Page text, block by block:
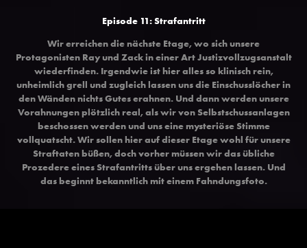
Episode 11: Strafantritt
Wir erreichen die nächste Etage, wo sich unsere
Protagonisten Ray und Zack in einer Art Justizvollzugsanstalt
wiederfinden. Irgendwie ist hier alles so klinisch rein,
unheimlich grell und zugleich lassen uns die Einschusslöcher in
den Wänden nichts Gutes erahnen. Und dann werden unsere
Vorahnungen plötzlich real, als wir von Selbstschussanlagen
beschossen werden und uns eine mysteriöse Stimme
vollquatscht. Wir sollen hier auf dieser Etage wohl für unsere
Straftaten büßen, doch vorher müssen wir das übliche
Prozedere eines Strafantritts über uns ergehen lassen. Und
das beginnt bekanntlich mit einem Fahndungsfoto.